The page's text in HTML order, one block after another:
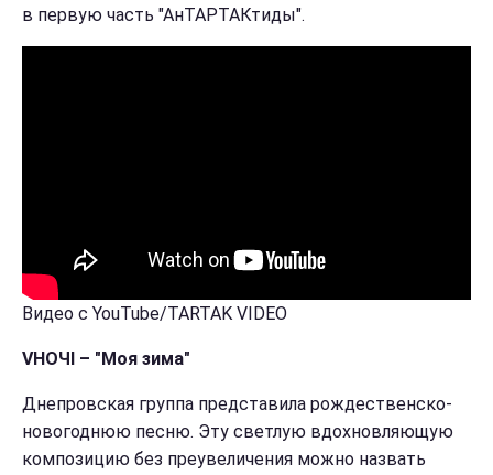
в первую часть "АнТАРТАКтиды".
Видео с YouTube/TARTAK VIDEO
VНОЧІ – "Моя зима"
Днепровская группа представила рождественско-
новогоднюю песню. Эту светлую вдохновляющую
композицию без преувеличения можно назвать